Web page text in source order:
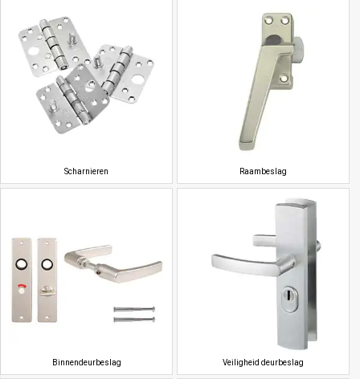
Scharnieren Raambeslag
Binnendeurbeslag Veiligheid deurbeslag